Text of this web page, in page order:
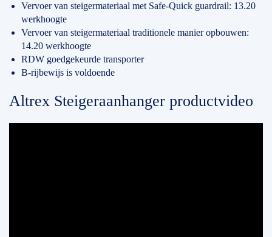
Vervoer van steigermateriaal met Safe-Quick guardrail: 13.20
werkhoogte
Vervoer van steigermateriaal traditionele manier opbouwen:
14.20 werkhoogte
RDW goedgekeurde transporter
B-rijbewijs is voldoende
Altrex Steigeraanhanger productvideo